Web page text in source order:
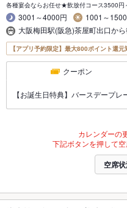
各種宴会ならお任せ★飲放付コース3500円
3001～4000円
1001～
大阪梅田駅(阪急)茶屋町出口か
【アプリ予約限定】最大800ポイント還元
クーポン
【お誕生日特典】バースデープレ
カレンダーの
下記ボタンを押して空
空席